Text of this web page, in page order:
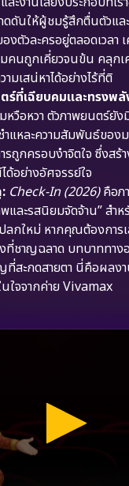
ดดันให้ผู้ชมรู้สึกตื่นตัวแล
ตัวละครอยู่ตลอดเวลา
คนถูกเคี่ยวจนข้น คลุกเค
ามเสน่หาได้อย่างไร้ที่ติ
ร์ที่เฉียบคมและทรงพลั
หวือหวา ตัวภาพยนตร์ยั
ำแหละความสัมพันธ์ของ
รถูกครอบงำจิตใจ ซึ่งสร้
ด้อย่างอัศจรรย์ใจ
Check-In (2026)คือภ
และรสนิยมจัดจ้าน” ส
ลกใหม่ หากคุณต้องกา
งที่ชาญฉลาด บทบาททา
ญที่สะกดสายตา นี่คือผล
ใจจากค่าย Vivamax